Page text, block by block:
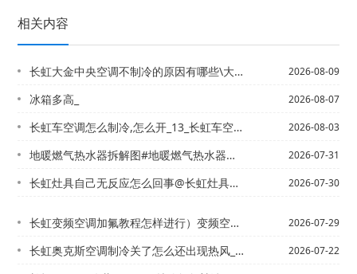
相关内容
长虹大金中央空调不制冷的原因有哪些\大金中央空调氟利昂加注压力标准_1 2026-08-09
冰箱多高_ 2026-08-07
长虹车空调怎么制冷,怎么开_13_长虹车空调怎么制冷,怎么开_18 2026-08-03
地暖燃气热水器拆解图#地暖燃气热水器拆解图视频 2026-07-31
长虹灶具自己无反应怎么回事@长虹灶具自己无反应怎么回事啊 2026-07-30
长虹变频空调加氟教程怎样进行）变频空调加氟利昂 压力表加到多少？ 2026-07-29
长虹奥克斯空调制冷关了怎么还出现热风_3，长虹奥克斯空调制冷模式下，出热风。。。... 2026-07-22